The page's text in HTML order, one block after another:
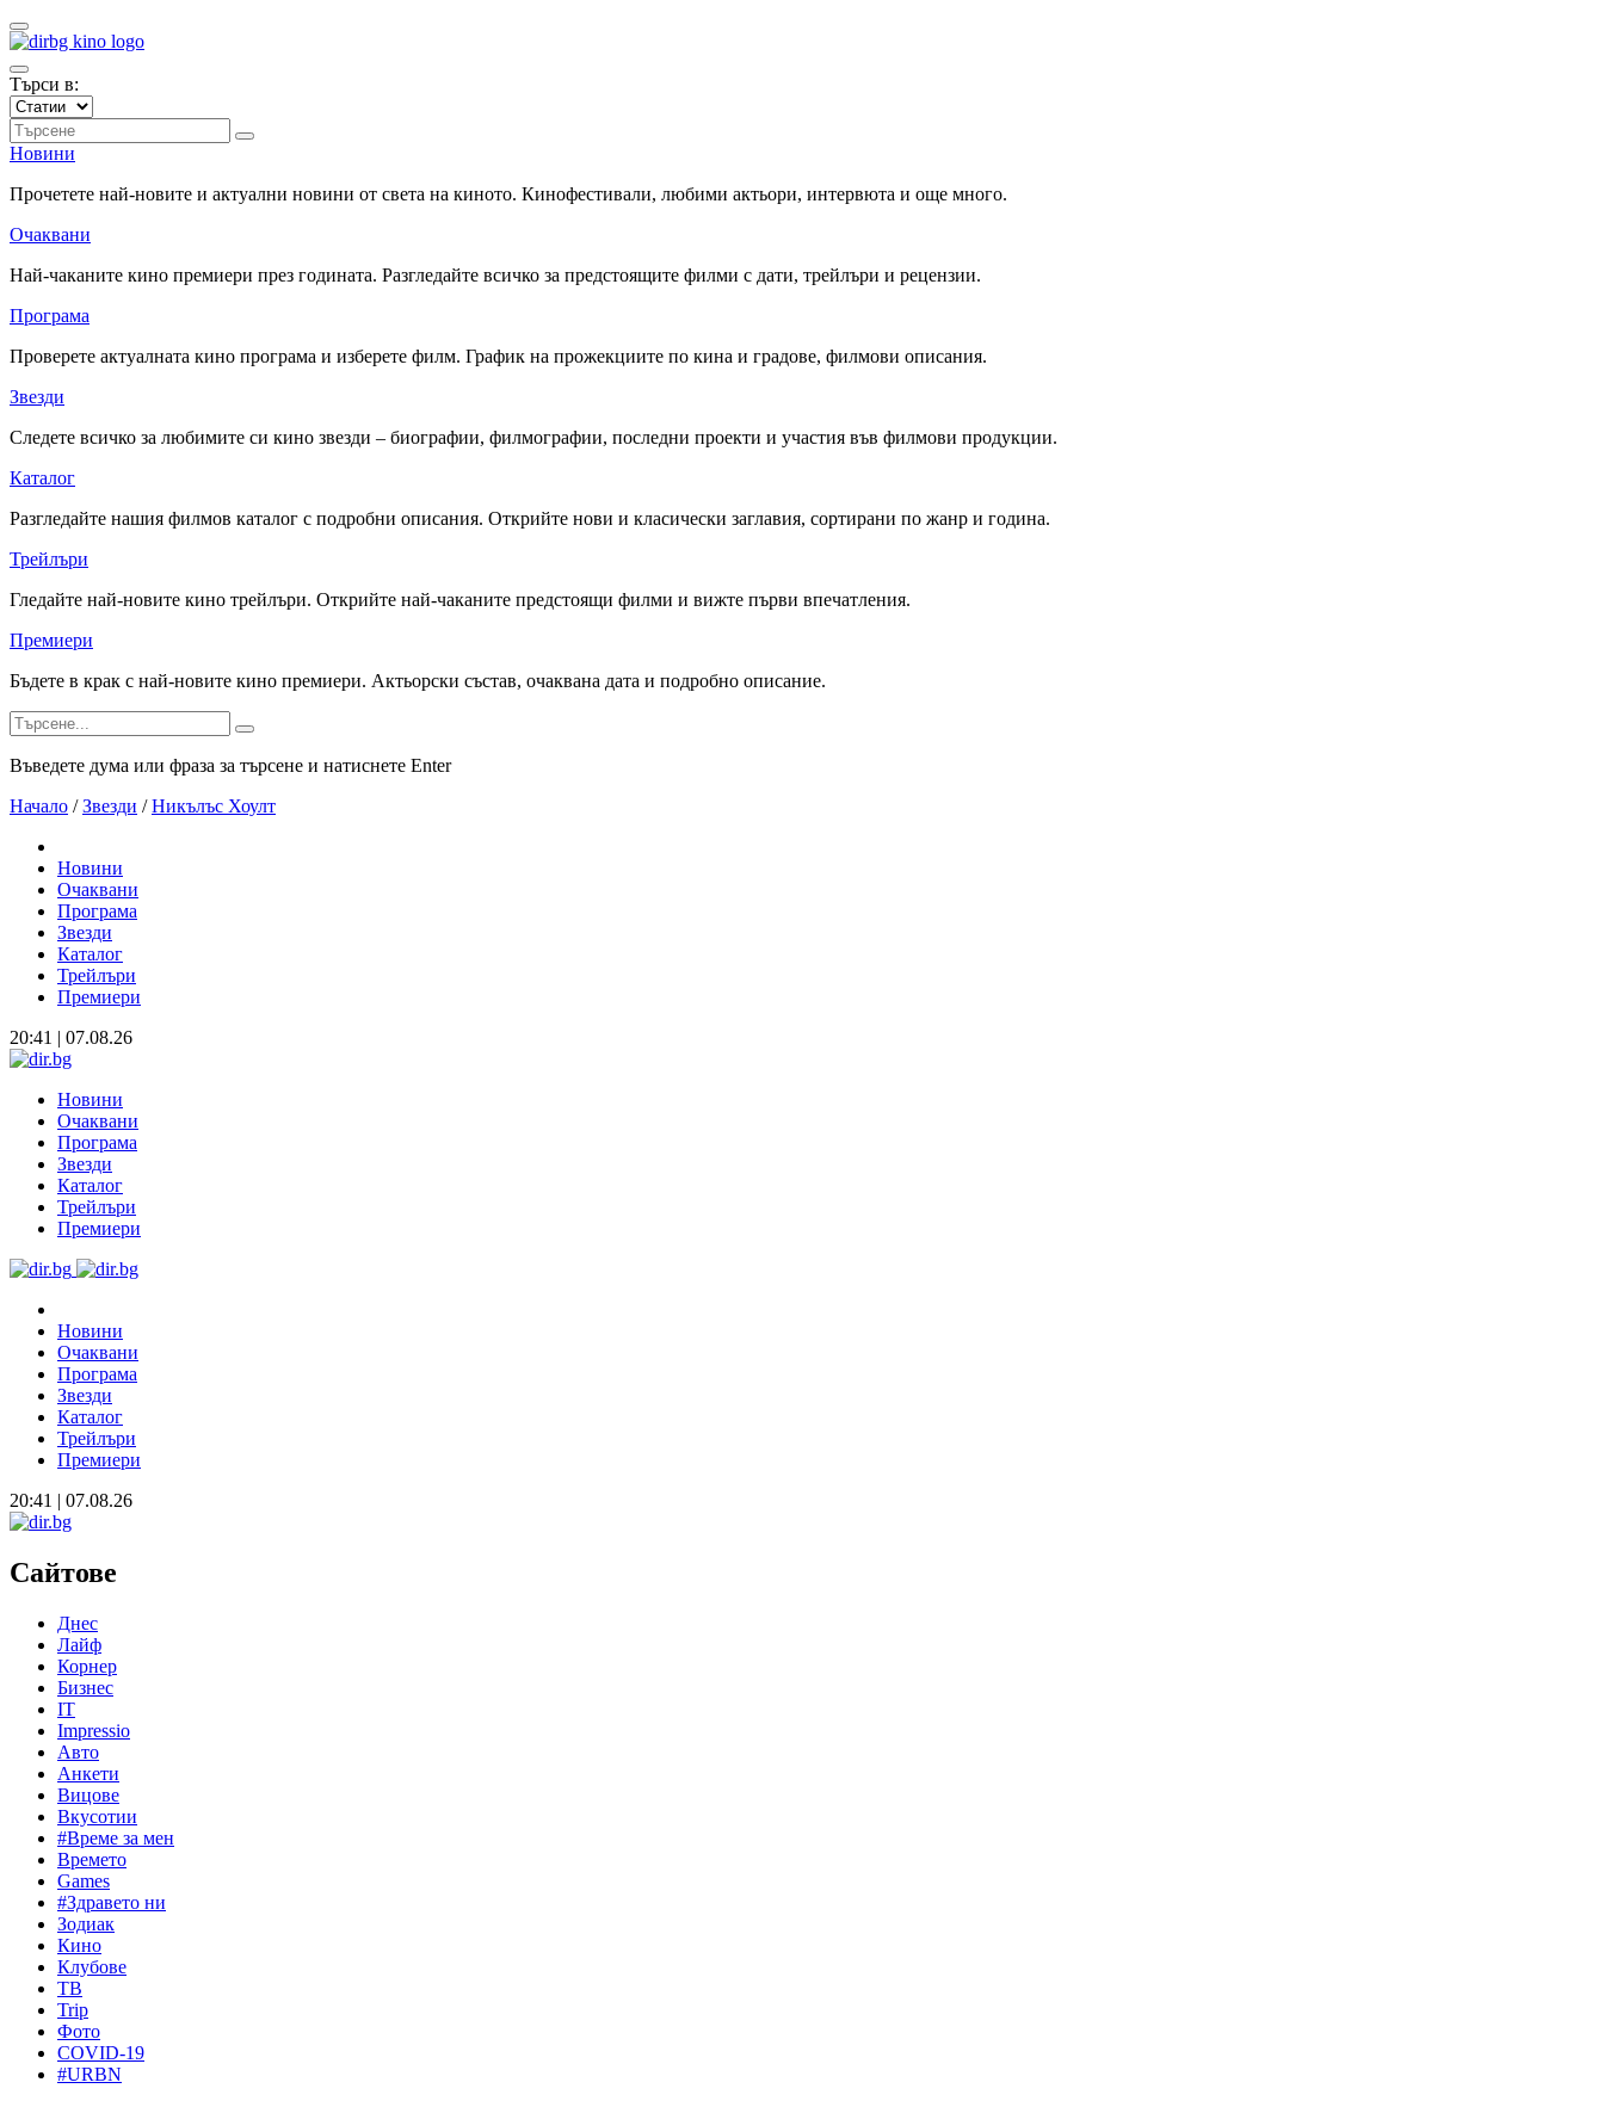
Търси в:
Новини
Прочетете най-новите и актуални новини от света на киното. Кинофестивали, любими актьори, интервюта и още много.
Очаквани
Най-чаканите кино премиери през годината. Разгледайте всичко за предстоящите филми с дати, трейлъри и рецензии.
Програма
Проверете актуалната кино програма и изберете филм. График на прожекциите по кина и градове, филмови описания.
Звезди
Следете всичко за любимите си кино звезди – биографии, филмографии, последни проекти и участия във филмови продукции.
Каталог
Разгледайте нашия филмов каталог с подробни описания. Открийте нови и класически заглавия, сортирани по жанр и година.
Трейлъри
Гледайте най-новите кино трейлъри. Открийте най-чаканите предстоящи филми и вижте първи впечатления.
Премиери
Бъдете в крак с най-новите кино премиери. Актьорски състав, очаквана дата и подробно описание.
Въведете дума или фраза за търсене и натиснете Enter
Начало / Звезди / Никълъс Хоулт
Новини
Очаквани
Програма
Звезди
Каталог
Трейлъри
Премиери
20:41 | 07.08.26
Новини
Очаквани
Програма
Звезди
Каталог
Трейлъри
Премиери
Новини
Очаквани
Програма
Звезди
Каталог
Трейлъри
Премиери
20:41 | 07.08.26
Сайтове
Днес
Лайф
Корнер
Бизнес
IT
Impressio
Авто
Анкети
Вицове
Вкусотии
#Време за мен
Времето
Games
#Здравето ни
Зодиак
Кино
Клубове
ТВ
Trip
Фото
COVID-19
#URBN